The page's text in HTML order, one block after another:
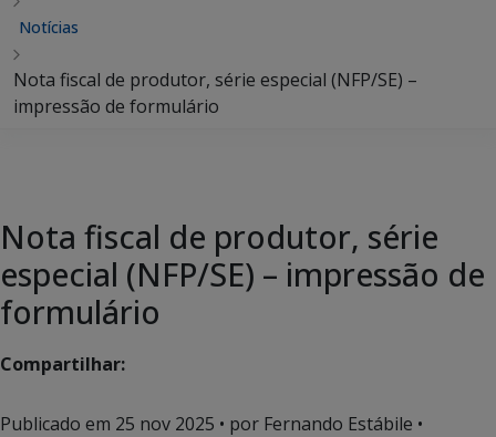
Notícias
Nota fiscal de produtor, série especial (NFP/SE) –
impressão de formulário
Nota fiscal de produtor, série
especial (NFP/SE) – impressão de
formulário
Compartilhar:
Publicado em 25 nov 2025 • por Fernando Estábile •